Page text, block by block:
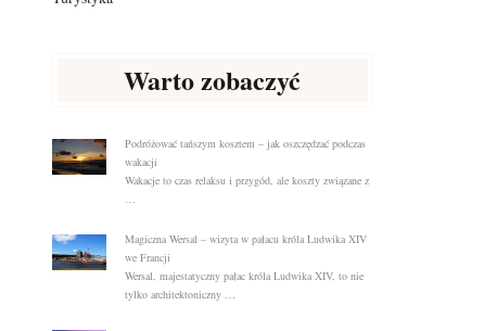
Warto zobaczyć
Podróżować tańszym kosztem – jak oszczędzać podczas
wakacji
Wakacje to czas relaksu i przygód, ale koszty związane z
…
Magiczna Wersal – wizyta w pałacu króla Ludwika XIV
we Francji
Wersal, majestatyczny pałac króla Ludwika XIV, to nie
tylko architektoniczny …